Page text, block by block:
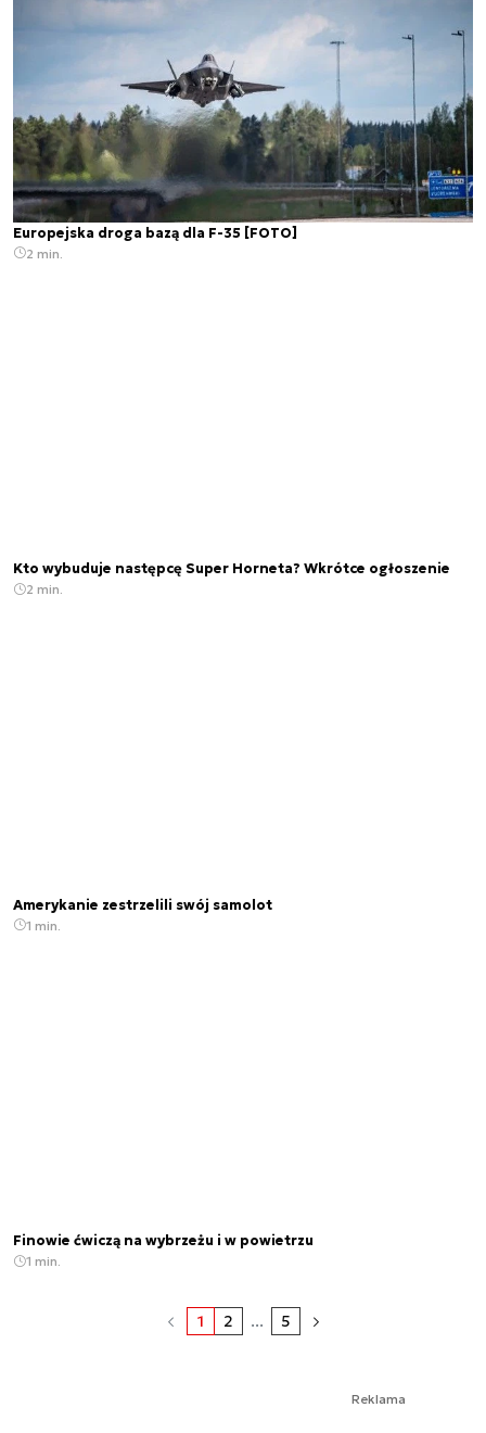
Europejska droga bazą dla F-35 [FOTO]
2 min.
Kto wybuduje następcę Super Horneta? Wkrótce ogłoszenie
2 min.
Amerykanie zestrzelili swój samolot
1 min.
Finowie ćwiczą na wybrzeżu i w powietrzu
1 min.
1 2 ... 5
Reklama